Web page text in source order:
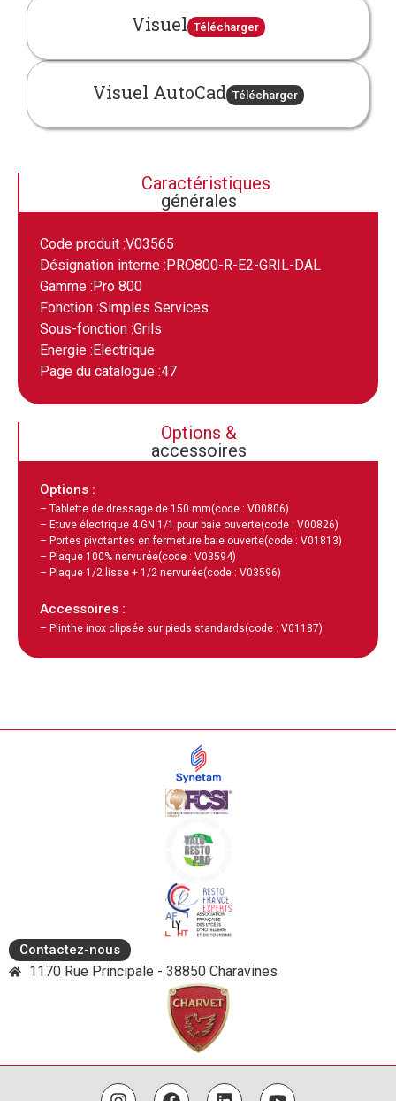
Visuel Télécharger
Visuel AutoCad Télécharger
Caractéristiques
générales
Code produit :V03565
Désignation interne :PRO800-R-E2-GRIL-DAL
Gamme :Pro 800
Fonction :Simples Services
Sous-fonction :Grils
Energie :Electrique
Page du catalogue :47
Options &
accessoires
Options :
– Tablette de dressage de 150 mm(code : V00806)
– Etuve électrique 4 GN 1/1 pour baie ouverte(code : V00826)
– Portes pivotantes en fermeture baie ouverte(code : V01813)
– Plaque 100% nervurée(code : V03594)
– Plaque 1/2 lisse + 1/2 nervurée(code : V03596)
Accessoires :
– Plinthe inox clipsée sur pieds standards(code : V01187)
Contactez-nous
1170 Rue Principale - 38850 Charavines